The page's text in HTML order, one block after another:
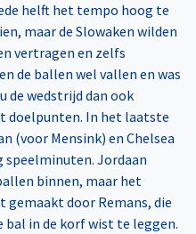
helft het tempo hoog te
maar de Slowaken wilden
vertragen en zelfs
de ballen wel vallen en was
de wedstrijd dan ook
doelpunten. In het laatste
(voor Mensink) en Chelsea
speelminuten. Jordaan
binnen, maar het
door Remans, die
bal in de korf wist te leggen.